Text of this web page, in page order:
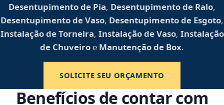
Desentupimento de Pia, Desentupimento de Ralo,
Desentupimento de Vaso, Desentupimento de Esgoto,
Instalação de Torneira, Instalação de Vaso, Instalação
de Chuveiro e Manutenção de Box.
SOLICITE SEU ORÇAMENTO
Benefícios de contar com